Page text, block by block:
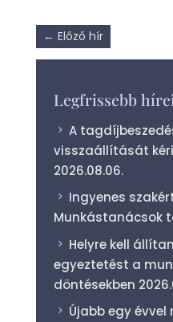
← Előző hír
Legfrissebb
A
visszaállítását
2026.08.06.
Ingyenes
Munkástanácsok
Helyre kell
egyeztetést a
döntésekben
Újabb egy